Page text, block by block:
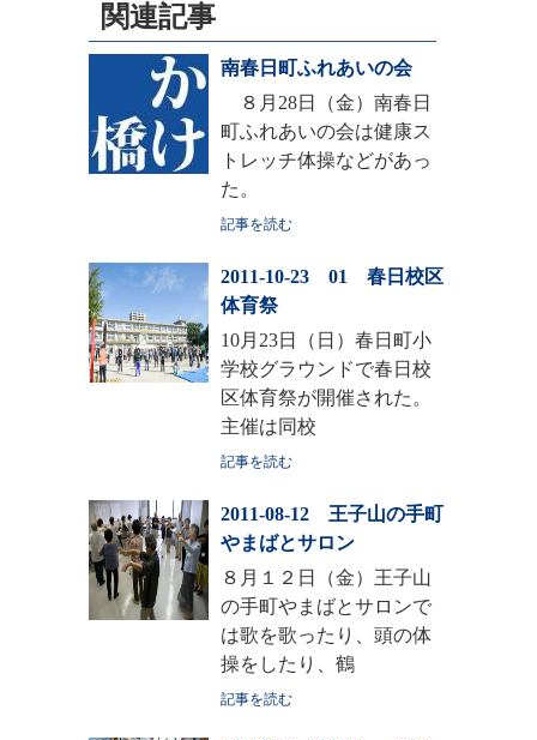
関連記事
南春日町ふれあいの会
８月28日（金）南春日
町ふれあいの会は健康ス
トレッチ体操などがあっ
た。
記事を読む
2011-10-23 01 春日校区
体育祭
10月23日（日）春日町小
学校グラウンドで春日校
区体育祭が開催された。
主催は同校
記事を読む
2011-08-12 王子山の手町
やまばとサロン
８月１２日（金）王子山
の手町やまばとサロンで
は歌を歌ったり、頭の体
操をしたり、鶴
記事を読む